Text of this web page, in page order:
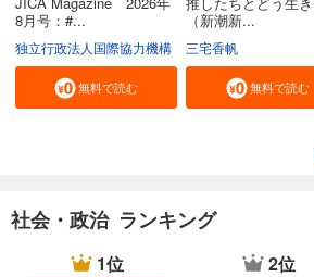
8月号：#...
独立行政法人国際協力機構
無料で読む
（新潮新...
三宅香帆
無料で読む
社会・政治 ランキング
1位 2位